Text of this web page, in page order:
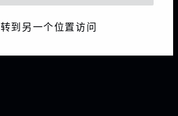
转到另一个位置访问